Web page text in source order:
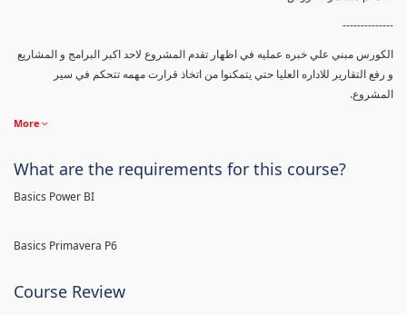
--------------
الكورس مبني علي خبره عمليه في اظهار تقدم المشروع لاحد اكبر البرامج و المشاريع
و رفع التقارير للاداره العليا حتي يتمكنوا من اتخاذ قرارت مهمه تتحكم في سير
المشروع.
More
What are the requirements for this course?
Basics Power BI
Basics Primavera P6
Course Review